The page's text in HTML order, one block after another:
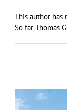
This author has
So far Thomas